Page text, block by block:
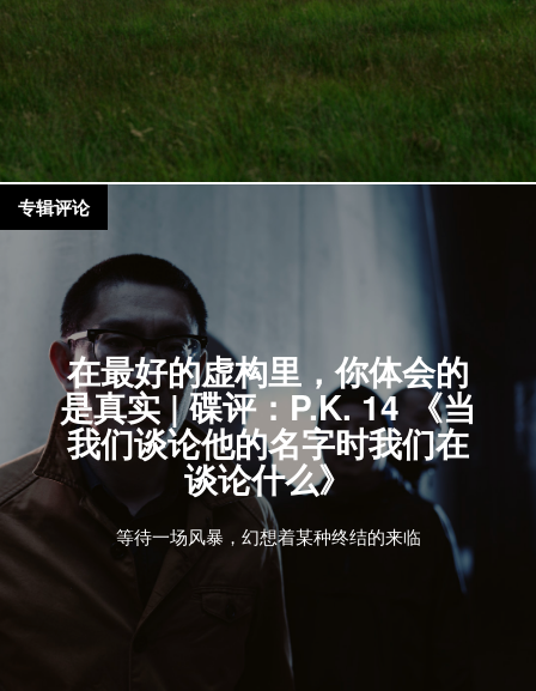
在最好的虚构里，你体会的
是真实 | 碟评：P.K. 14 《当
我们谈论他的名字时我们在
谈论什么》
等待一场风暴，幻想着某种终结的来临
专辑评论